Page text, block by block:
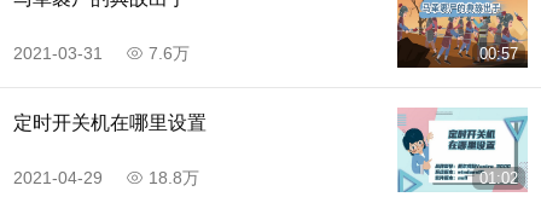
00:57
2021-03-31 7.6万
01:02
定时开关机在哪里设置
2021-04-29 18.8万